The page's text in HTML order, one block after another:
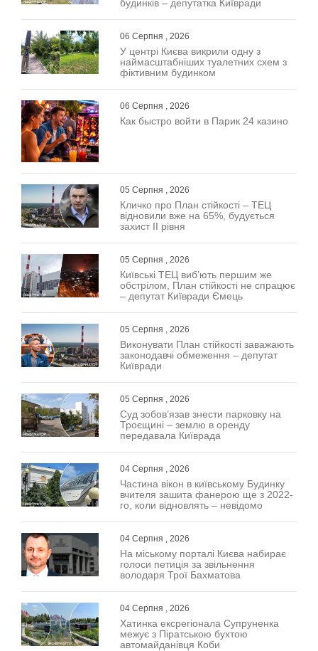
будинків – депутатка Київради
06 Серпня , 2026
У центрі Києва викрили одну з
наймасштабніших туалетних схем з
фіктивним будинком
06 Серпня , 2026
Как быстро войти в Парик 24 казино
05 Серпня , 2026
Кличко про План стійкості – ТЕЦ
відновили вже на 65%, будується
захист ІІ рівня
05 Серпня , 2026
Київські ТЕЦ виб’ють першим же
обстрілом, План стійкості не спрацює
– депутат Київради Ємець
05 Серпня , 2026
Виконувати План стійкості заважають
законодавчі обмеження – депутат
Київради
05 Серпня , 2026
Суд зобов’язав знести парковку на
Троєщині – землю в оренду
передавала Київрада
04 Серпня , 2026
Частина вікон в київському Будинку
вчителя зашита фанерою ще з 2022-
го, коли відновлять – невідомо
04 Серпня , 2026
На міському порталі Києва набирає
голоси петиція за звільнення
володаря Трої Бахматова
04 Серпня , 2026
Хатинка ексрегіонала Супруненка
межує з Піратською бухтою
автомайданівця Коби